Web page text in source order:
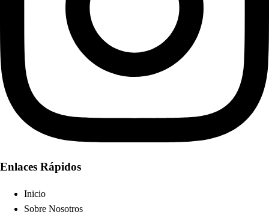
Enlaces Rápidos
Inicio
Sobre Nosotros